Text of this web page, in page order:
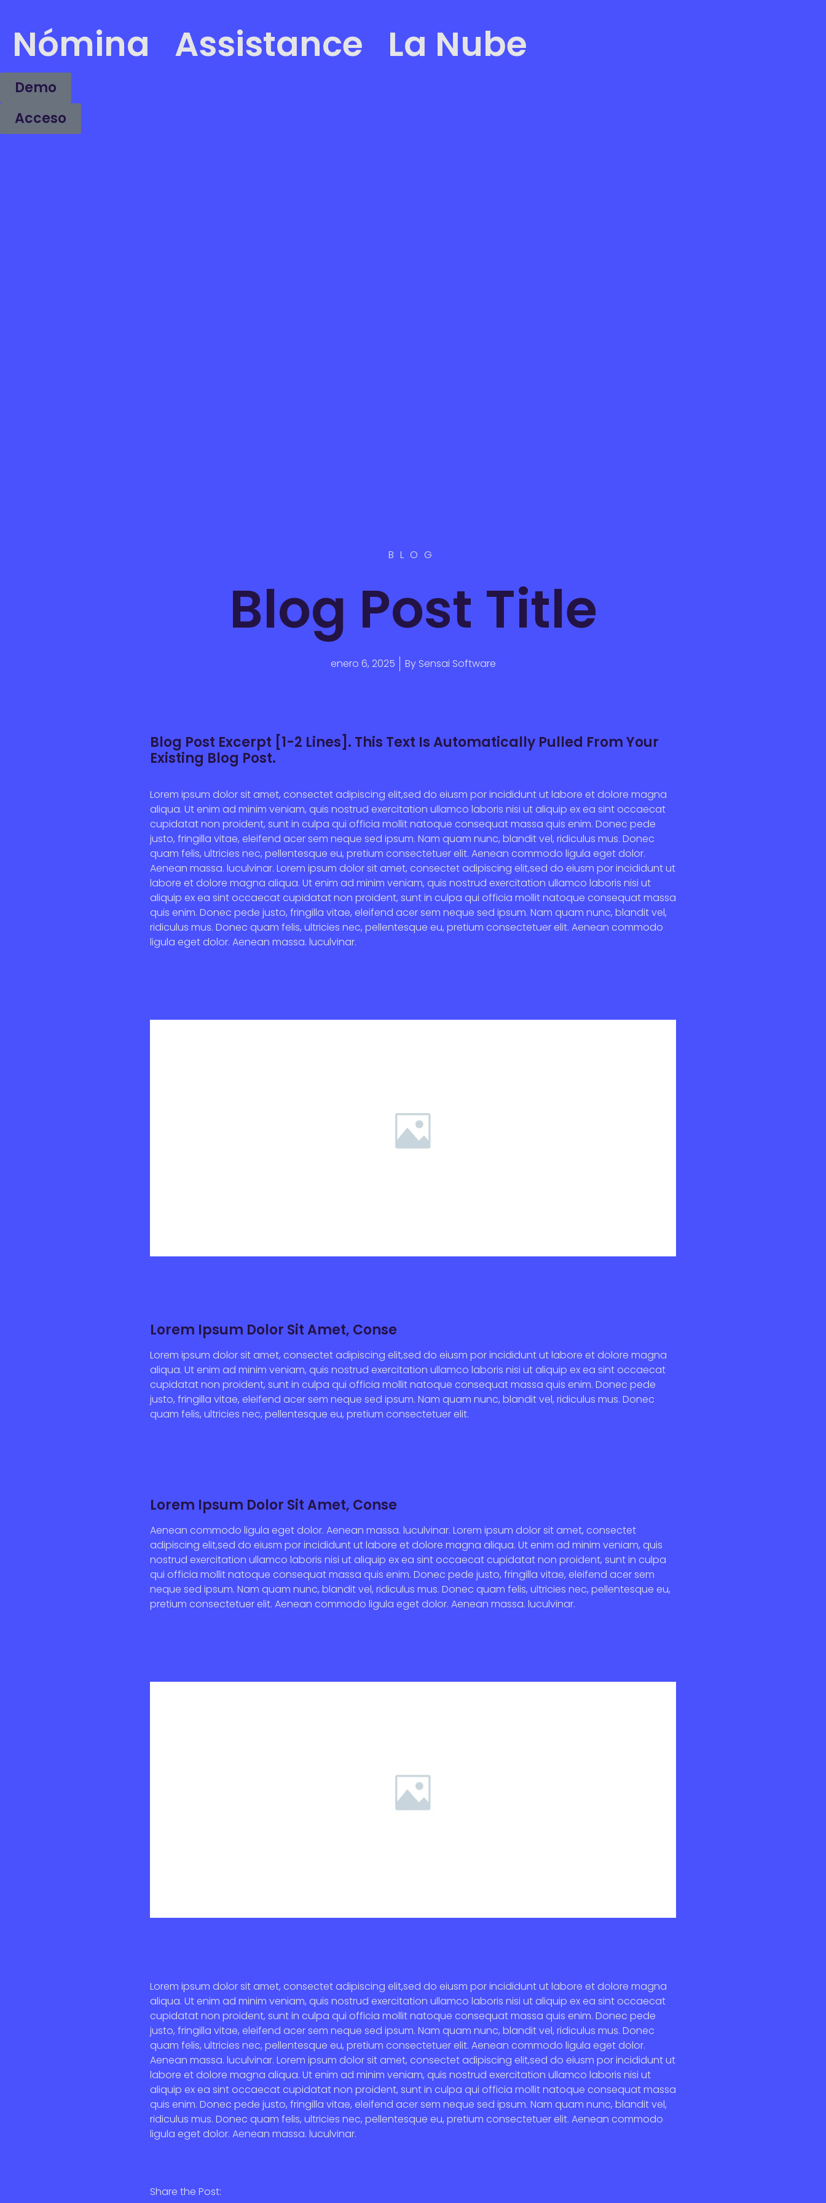
Nómina Assistance La Nube
Demo
Acceso
BLOG
Blog Post Title
enero 6, 2025 BySensai Software
Blog Post Excerpt [1-2 Lines]. This Text Is Automatically Pulled From Your
Existing Blog Post.
Lorem ipsum dolor sit amet, consectet adipiscing elit,sed do eiusm por incididunt ut labore et dolore magna
aliqua. Ut enim ad minim veniam, quis nostrud exercitation ullamco laboris nisi ut aliquip ex ea sint occaecat
cupidatat non proident, sunt in culpa qui officia mollit natoque consequat massa quis enim. Donec pede
justo, fringilla vitae, eleifend acer sem neque sed ipsum. Nam quam nunc, blandit vel, ridiculus mus. Donec
quam felis, ultricies nec, pellentesque eu, pretium consectetuer elit. Aenean commodo ligula eget dolor.
Aenean massa. luculvinar. Lorem ipsum dolor sit amet, consectet adipiscing elit,sed do eiusm por incididunt ut
labore et dolore magna aliqua. Ut enim ad minim veniam, quis nostrud exercitation ullamco laboris nisi ut
aliquip ex ea sint occaecat cupidatat non proident, sunt in culpa qui officia mollit natoque consequat massa
quis enim. Donec pede justo, fringilla vitae, eleifend acer sem neque sed ipsum. Nam quam nunc, blandit vel,
ridiculus mus. Donec quam felis, ultricies nec, pellentesque eu, pretium consectetuer elit. Aenean commodo
ligula eget dolor. Aenean massa. luculvinar.
Lorem Ipsum Dolor Sit Amet, Conse
Lorem ipsum dolor sit amet, consectet adipiscing elit,sed do eiusm por incididunt ut labore et dolore magna
aliqua. Ut enim ad minim veniam, quis nostrud exercitation ullamco laboris nisi ut aliquip ex ea sint occaecat
cupidatat non proident, sunt in culpa qui officia mollit natoque consequat massa quis enim. Donec pede
justo, fringilla vitae, eleifend acer sem neque sed ipsum. Nam quam nunc, blandit vel, ridiculus mus. Donec
quam felis, ultricies nec, pellentesque eu, pretium consectetuer elit.
Lorem Ipsum Dolor Sit Amet, Conse
Aenean commodo ligula eget dolor. Aenean massa. luculvinar. Lorem ipsum dolor sit amet, consectet
adipiscing elit,sed do eiusm por incididunt ut labore et dolore magna aliqua. Ut enim ad minim veniam, quis
nostrud exercitation ullamco laboris nisi ut aliquip ex ea sint occaecat cupidatat non proident, sunt in culpa
qui officia mollit natoque consequat massa quis enim. Donec pede justo, fringilla vitae, eleifend acer sem
neque sed ipsum. Nam quam nunc, blandit vel, ridiculus mus. Donec quam felis, ultricies nec, pellentesque eu,
pretium consectetuer elit. Aenean commodo ligula eget dolor. Aenean massa. luculvinar.
Lorem ipsum dolor sit amet, consectet adipiscing elit,sed do eiusm por incididunt ut labore et dolore magna
aliqua. Ut enim ad minim veniam, quis nostrud exercitation ullamco laboris nisi ut aliquip ex ea sint occaecat
cupidatat non proident, sunt in culpa qui officia mollit natoque consequat massa quis enim. Donec pede
justo, fringilla vitae, eleifend acer sem neque sed ipsum. Nam quam nunc, blandit vel, ridiculus mus. Donec
quam felis, ultricies nec, pellentesque eu, pretium consectetuer elit. Aenean commodo ligula eget dolor.
Aenean massa. luculvinar. Lorem ipsum dolor sit amet, consectet adipiscing elit,sed do eiusm por incididunt ut
labore et dolore magna aliqua. Ut enim ad minim veniam, quis nostrud exercitation ullamco laboris nisi ut
aliquip ex ea sint occaecat cupidatat non proident, sunt in culpa qui officia mollit natoque consequat massa
quis enim. Donec pede justo, fringilla vitae, eleifend acer sem neque sed ipsum. Nam quam nunc, blandit vel,
ridiculus mus. Donec quam felis, ultricies nec, pellentesque eu, pretium consectetuer elit. Aenean commodo
ligula eget dolor. Aenean massa. luculvinar.
Share the Post: